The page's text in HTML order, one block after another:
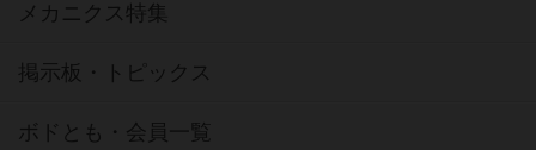
メカニクス特集
掲示板・トピックス
ボドとも・会員一覧